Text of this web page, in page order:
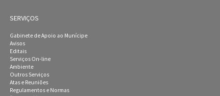
SERVIÇOS
Gabinete de Apoio ao Munícipe
Avisos
Editais
Serviços On-line
Ambiente
Outros Serviços
Atas e Reuniões
Regulamentos e Normas